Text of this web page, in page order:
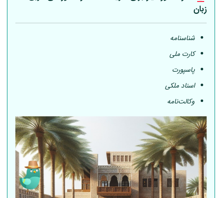
زبان
شناسنامه
کارت ملی
پاسپورت
اسناد ملکی
وکالت‌نامه